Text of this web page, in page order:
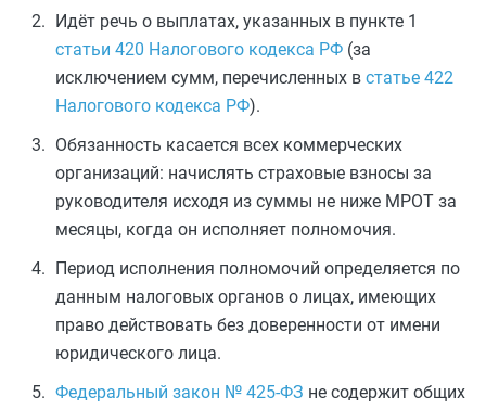
Идёт речь о выплатах, указанных в пункте 1
статьи 420 Налогового кодекса РФ (за
исключением сумм, перечисленных в статье 422
Налогового кодекса РФ).
Обязанность касается всех коммерческих
организаций: начислять страховые взносы за
руководителя исходя из суммы не ниже МРОТ за
месяцы, когда он исполняет полномочия.
Период исполнения полномочий определяется по
данным налоговых органов о лицах, имеющих
право действовать без доверенности от имени
юридического лица.
Федеральный закон № 425‑ФЗ не содержит общих